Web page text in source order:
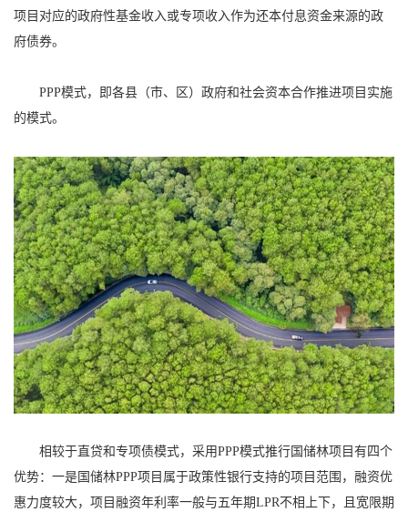
项目对应的政府性基金收入或专项收入作为还本付息资金来源的政
府债券。
PPP模式，即各县（市、区）政府和社会资本合作推进项目实施
的模式。
相较于直贷和专项债模式，采用PPP模式推行国储林项目有四个
优势：一是国储林PPP项目属于政策性银行支持的项目范围，融资优
惠力度较大，项目融资年利率一般与五年期LPR不相上下，且宽限期